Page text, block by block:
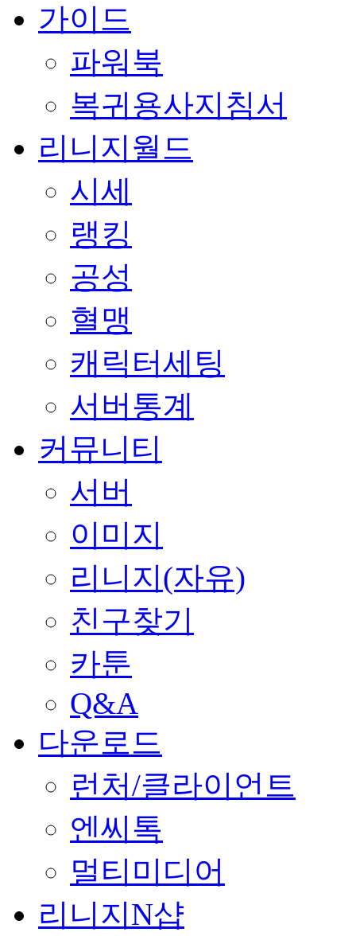
가이드
파워북
복귀용사지침서
리니지월드
시세
랭킹
공성
혈맹
캐릭터세팅
서버통계
커뮤니티
서버
이미지
리니지(자유)
친구찾기
카툰
Q&A
다운로드
런처/클라이언트
엔씨톡
멀티미디어
리니지N샵